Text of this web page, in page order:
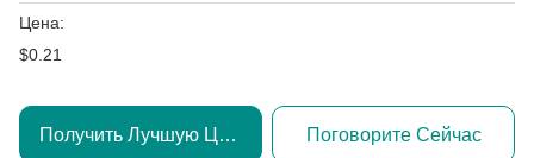
Цена:
$0.21
Получить Лучшую Цену Поговорите Сейчас